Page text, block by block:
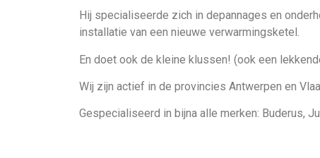
Hij specialiseerde zich in depannages en
installatie van een nieuwe verwarmingsketel.
En doet ook de kleine klussen! (ook een
Wij zijn actief in de provincies Antwerpen en
Gespecialiseerd in bijna alle merken: Buderus,